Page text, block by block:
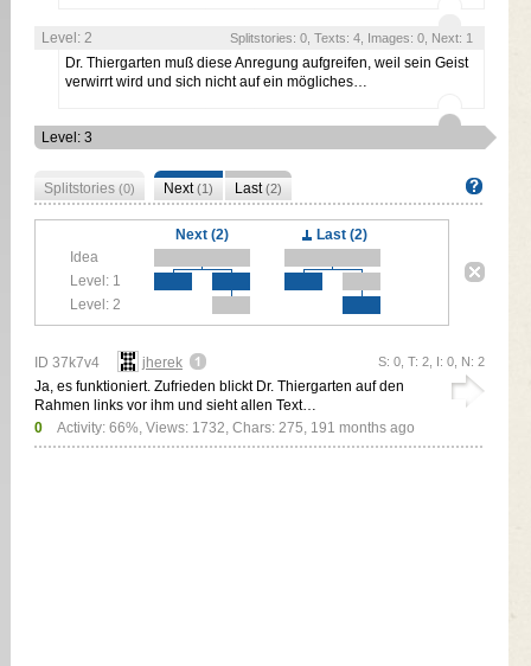
Level: 2 Splitstories: 0, Texts: 4, Images: 0, Next: 1
Dr. Thiergarten muß diese Anregung aufgreifen, weil sein Geist
verwirrt wird und sich nicht auf ein mögliches…
Level: 3
Splitstories (0) Next(1) Last(2)
Next (2)
Last (2)
Idea
Level: 1
Level: 2
ID 37k7v4
jherek
Ja, es funktioniert. Zufrieden blickt Dr. Thiergarten auf den
Rahmen links vor ihm und sieht allen Text…
0
Activity: 66%, Views: 1732, Chars: 275, 191 months ago
S: 0, T: 2, I: 0, N: 2